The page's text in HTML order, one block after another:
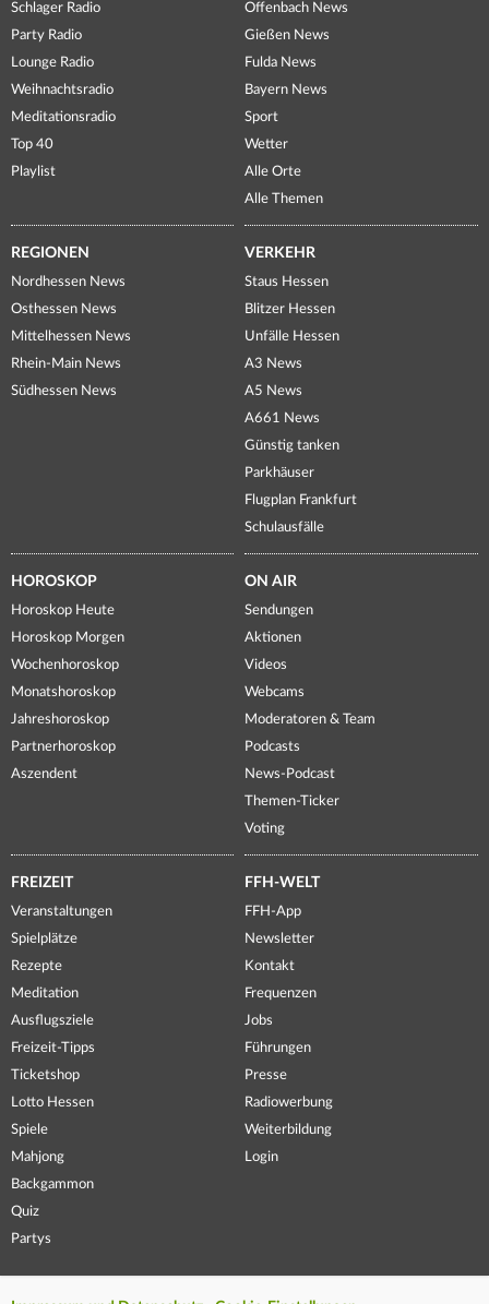
Schlager Radio
Party Radio
Lounge Radio
Weihnachtsradio
Meditationsradio
Top 40
Playlist
Offenbach News
Gießen News
Fulda News
Bayern News
Sport
Wetter
Alle Orte
Alle Themen
REGIONEN
Nordhessen News
Osthessen News
Mittelhessen News
Rhein-Main News
Südhessen News
VERKEHR
Staus Hessen
Blitzer Hessen
Unfälle Hessen
A3 News
A5 News
A661 News
Günstig tanken
Parkhäuser
Flugplan Frankfurt
Schulausfälle
HOROSKOP
Horoskop Heute
Horoskop Morgen
Wochenhoroskop
Monatshoroskop
Jahreshoroskop
Partnerhoroskop
Aszendent
ON AIR
Sendungen
Aktionen
Videos
Webcams
Moderatoren & Team
Podcasts
News-Podcast
Themen-Ticker
Voting
FREIZEIT
Veranstaltungen
Spielplätze
Rezepte
Meditation
Ausflugsziele
Freizeit-Tipps
Ticketshop
Lotto Hessen
Spiele
Mahjong
Backgammon
Quiz
Partys
FFH-WELT
FFH-App
Newsletter
Kontakt
Frequenzen
Jobs
Führungen
Presse
Radiowerbung
Weiterbildung
Login